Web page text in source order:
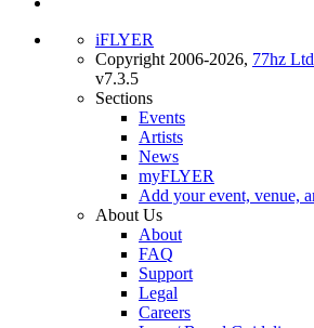
iFLYER
Copyright 2006-2026, 77hz
v7.3.5
Sections
Events
Artists
News
myFLYER
Add your event, venue,
About Us
About
FAQ
Support
Legal
Careers